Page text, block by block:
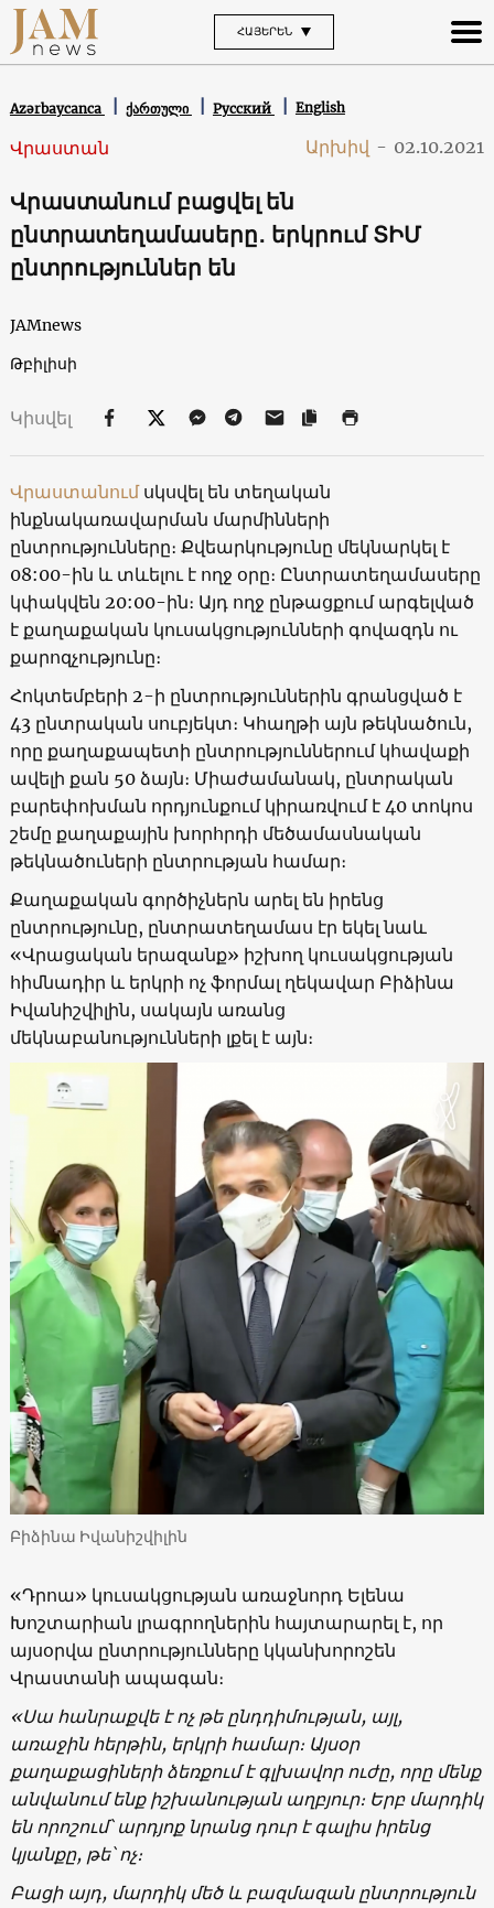
ՀԱՅԵՐԵՆ
Azərbaycanca ქართული Русский English
Վրաստան Արխիվ - 02.10.2021
Վրաստանում բացվել են
ընտրատեղամասերը․ երկրում ՏԻՄ
ընտրություններ են
JAMnews
Թբիլիսի
Կիսվել
Վրաստանումսկսվել են տեղական
ինքնակառավարման մարմինների
ընտրությունները։ Քվեարկությունը մեկնարկել է
08:00-ին և տևելու է ողջ օրը։ Ընտրատեղամասերը
կփակվեն 20:00-ին։ Այդ ողջ ընթացքում արգելված
է քաղաքական կուսակցությունների գովազդն ու
քարոզչությունը։
Հոկտեմբերի 2-ի ընտրություններին գրանցված է
43 ընտրական սուբյեկտ։ Կհաղթի այն թեկնածուն,
որը քաղաքապետի ընտրություններում կհավաքի
ավելի քան 50 ձայն։ Միաժամանակ, ընտրական
բարեփոխման որդյունքում կիրառվում է 40 տոկոս
շեմը քաղաքային խորհրդի մեծամասնական
թեկնածուների ընտրության համար։
Քաղաքական գործիչներն արել են իրենց
ընտրությունը, ընտրատեղամաս էր եկել նաև
«Վրացական երազանք» իշխող կուսակցության
հիմնադիր և երկրի ոչ ֆորմալ ղեկավար Բիձինա
Իվանիշվիլին, սակայն առանց
մեկնաբանությունների լքել է այն։
Բիձինա Իվանիշվիլին
«Դրոա» կուսակցության առաջնորդ Ելենա
Խոշտարիան լրագրողներին հայտարարել է, որ
այսօրվա ընտրությունները կկանխորոշեն
Վրաստանի ապագան։
«Սա հանրաքվե է ոչ թե ընդդիմության, այլ,
առաջին հերթին, երկրի համար։ Այսօր
քաղաքացիների ձեռքում է գլխավոր ուժը, որը մենք
անվանում ենք իշխանության աղբյուր։ Երբ մարդիկ
են որոշում՝ արդյոք նրանց դուր է գալիս իրենց
կյանքը, թե՝ ոչ։
Բացի այդ, մարդիկ մեծ և բազմազան ընտրություն